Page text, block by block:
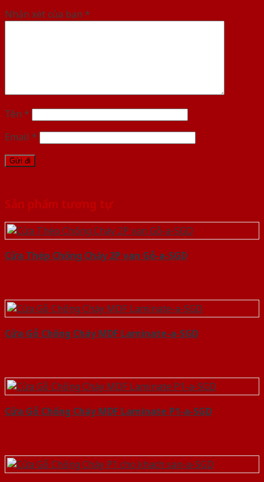
Nhận xét của bạn *
Tên *
Email *
Sản phẩm tương tự
Cửa Thép Chống Cháy 2P van Gỗ-a-SGD
Cửa Gỗ Chống Cháy MDF Laminate-a-SGD
Cửa Gỗ Chống Cháy MDF Laminate P1-a-SGD